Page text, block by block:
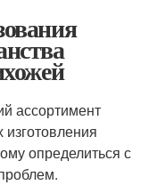
ассортимент
определиться с